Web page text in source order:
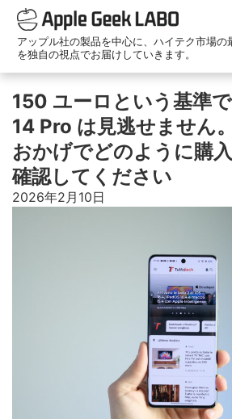
アップル社の製品を中心に、ハイテク市場の
を独自の視点でお届けしていきます。
150 ユーロという基準
14 Pro は見逃せません
おかげでどのように購
確認してください
2026年2月10日